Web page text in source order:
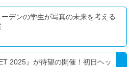
デンの学生が写真の未来を考える
2025』が待望の開催！初日ヘッ